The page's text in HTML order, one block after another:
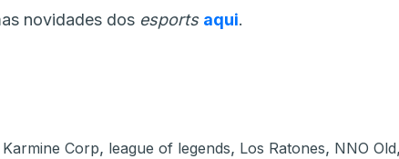
novidades dos esports aqui.
Karmine Corp, league of legends, Los Ratones, NNO Old,